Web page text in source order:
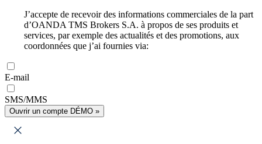
J’accepte de recevoir des informations commerciales de la part
d’OANDA TMS Brokers S.A. à propos de ses produits et
services, par exemple des actualités et des promotions, aux
coordonnées que j’ai fournies via:
E-mail
SMS/MMS
Ouvrir un compte DÉMO »